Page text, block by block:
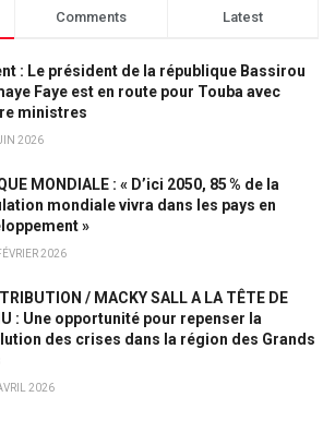
Comments Latest
: Le président de la république Bassirou
Faye est en route pour Touba avec
ministres
2026
MONDIALE : « D’ici 2050, 85 % de la
mondiale vivra dans les pays en
»
2026
/ MACKY SALL A LA TÊTE DE
: Une opportunité pour repenser la
des crises dans la région des Grands
2026